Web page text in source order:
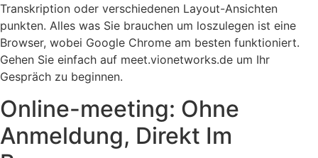
Transkription oder verschiedenen Layout-Ansichten
punkten. Alles was Sie brauchen um loszulegen ist eine
Browser, wobei Google Chrome am besten funktioniert.
Gehen Sie einfach auf meet.vionetworks.de um Ihr
Gespräch zu beginnen.
Online-meeting: Ohne
Anmeldung, Direkt Im